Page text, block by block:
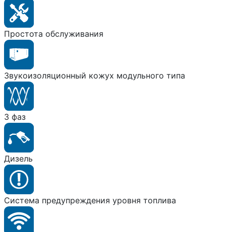
Простота обслуживания
Звукоизоляционный кожух модульного типа
3 фаз
Дизель
Система предупреждения уровня топлива